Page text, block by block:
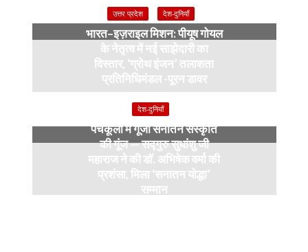
उत्तर प्रदेश देश-दुनियाँ
भारत–इज़राइल मिशन: पीयूष गोयल
के नेतृत्व में नई साझेदारी का
विस्तार, ‘ग्रोथ इंजन’ तलाशता
प्रतिनिधिमंडल -पूरन डावर
9 months ago
देश-दुनियाँ
पंचकूला में गूंजी सनातन संस्कृति
की गूंज — सद्गुरु सुधांशु जी
महाराज ने की डॉ. अभिषेक वर्मा की
प्रशंसा, मिला ‘सनातन योद्धा’
सम्मान